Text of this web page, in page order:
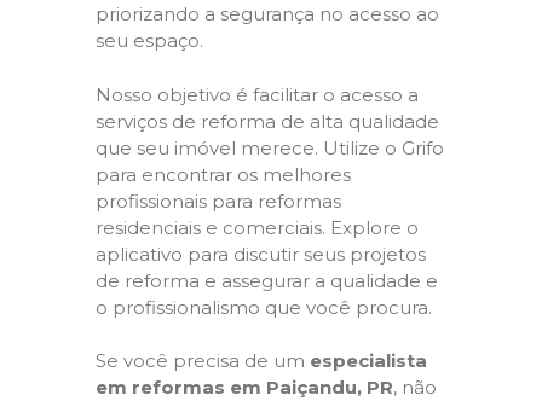
priorizando a segurança no acesso ao
seu espaço.
Nosso objetivo é facilitar o acesso a
serviços de reforma de alta qualidade
que seu imóvel merece. Utilize o Grifo
para encontrar os melhores
profissionais para reformas
residenciais e comerciais. Explore o
aplicativo para discutir seus projetos
de reforma e assegurar a qualidade e
o profissionalismo que você procura.
Se você precisa de um especialista
em reformas em Paiçandu, PR, não